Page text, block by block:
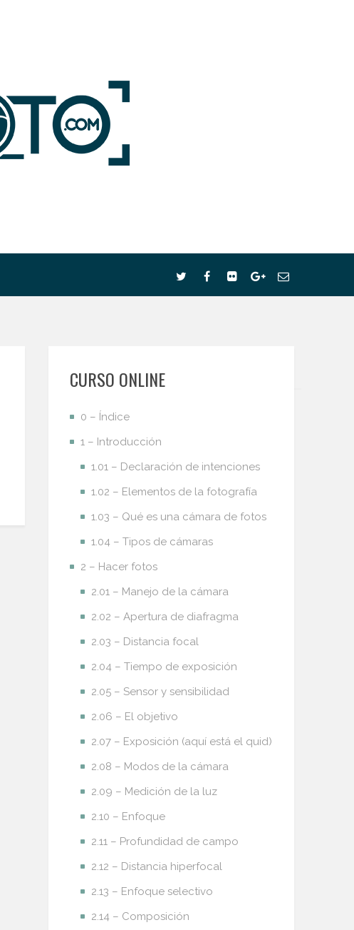
CURSO ONLINE
0 – Índice
1 – Introducción
1.01 – Declaración de intenciones
1.02 – Elementos de la fotografía
1.03 – Qué es una cámara de fotos
1.04 – Tipos de cámaras
2 – Hacer fotos
2.01 – Manejo de la cámara
2.02 – Apertura de diafragma
2.03 – Distancia focal
2.04 – Tiempo de exposición
2.05 – Sensor y sensibilidad
2.06 – El objetivo
2.07 – Exposición (aquí está el quid)
2.08 – Modos de la cámara
2.09 – Medición de la luz
2.10 – Enfoque
2.11 – Profundidad de campo
2.12 – Distancia hiperfocal
2.13 – Enfoque selectivo
2.14 – Composición